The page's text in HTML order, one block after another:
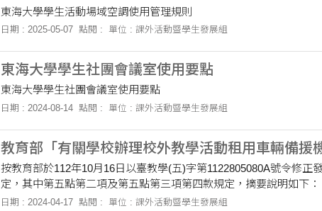
東海大學學生活動場域空調使用管理規則
日期 : 2025-05-07 點閱 : 單位 : 課外活動暨學生發展組
東海大學學生社團會議室使用要點
東海大學學生社團會議室使用要點
日期 : 2024-08-14 點閱 : 單位 : 課外活動暨學生發展組
教育部「有關學校辦理校外教學活動租用車輛備援
按教育部於112年10月16日以臺教學(五)字第1122805080A號令修
定，其中第五點第二項及第五點第三項第四款規定，摘要說明如下： 第五點第二項：「得標廠商應規劃備援車輛、備援駕駛人，
並研擬如遇緊急狀況之備援機制，...，租用車輛及駕駛人遇有突發狀況時，備援機
日期 : 2024-04-17 點閱 : 單位 : 課外活動暨學生發展組